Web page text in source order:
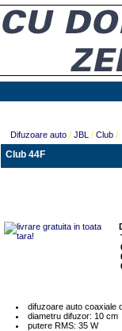
Difuzoare auto/ JBL / Club/
Club 44F
difuzoare auto coaxiale
diametru difuzor: 10 cm
putere RMS: 35 W